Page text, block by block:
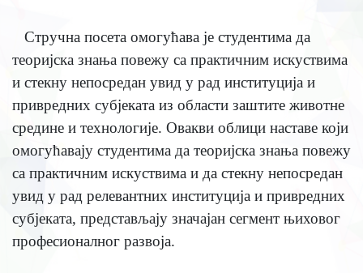
Стручна посета омогућава је студентима да
теоријска знања повежу са практичним искуствима
и стекну непосредан увид у рад институција и
привредних субјеката из области заштите животне
средине и технологије. Овакви облици наставе који
омогућавају студентима да теоријска знања повежу
са практичним искуствима и да стекну непосредан
увид у рад релевантних институција и привредних
субјеката, представљају значајан сегмент њиховог
професионалног развоја.